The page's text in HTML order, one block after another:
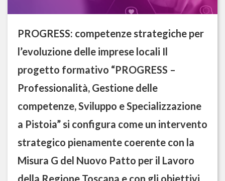
PROGRESS: competenze strategiche per
l’evoluzione delle imprese locali Il
progetto formativo “PROGRESS –
Professionalità, Gestione delle
competenze, Sviluppo e Specializzazione
a Pistoia” si configura come un intervento
strategico pienamente coerente con la
Misura G del Nuovo Patto per il Lavoro